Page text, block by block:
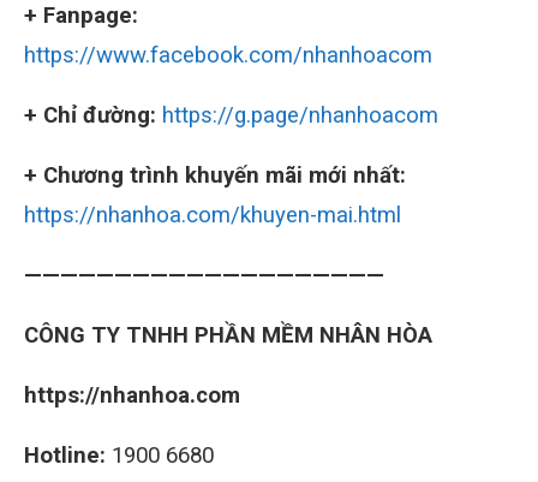
+ Fanpage:
https://www.facebook.com/nhanhoacom
+ Chỉ đường: https://g.page/nhanhoacom
+ Chương trình khuyến mãi mới nhất:
https://nhanhoa.com/khuyen-mai.html
————————————————————
CÔNG TY TNHH PHẦN MỀM NHÂN HÒA
https://nhanhoa.com
Hotline: 1900 6680